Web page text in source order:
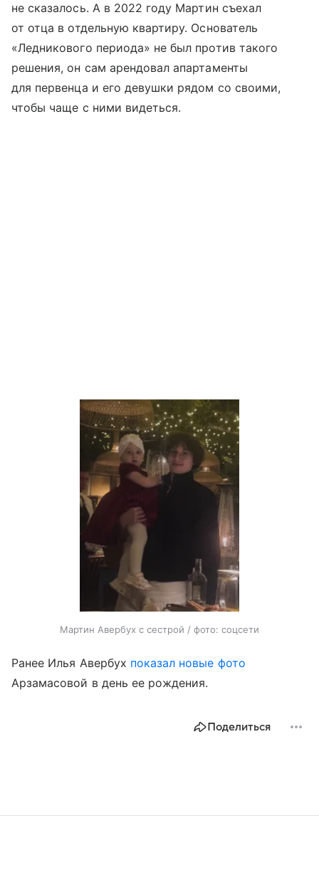
не сказалось. А в 2022 году Мартин съехал
от отца в отдельную квартиру. Основатель
«Ледникового периода» не был против такого
решения, он сам арендовал апартаменты
для первенца и его девушки рядом со своими,
чтобы чаще с ними видеться.
Мартин Авербух с сестрой / фото: соцсети
Ранее Илья Авербух показал новые фото
Арзамасовой в день ее рождения.
Поделиться